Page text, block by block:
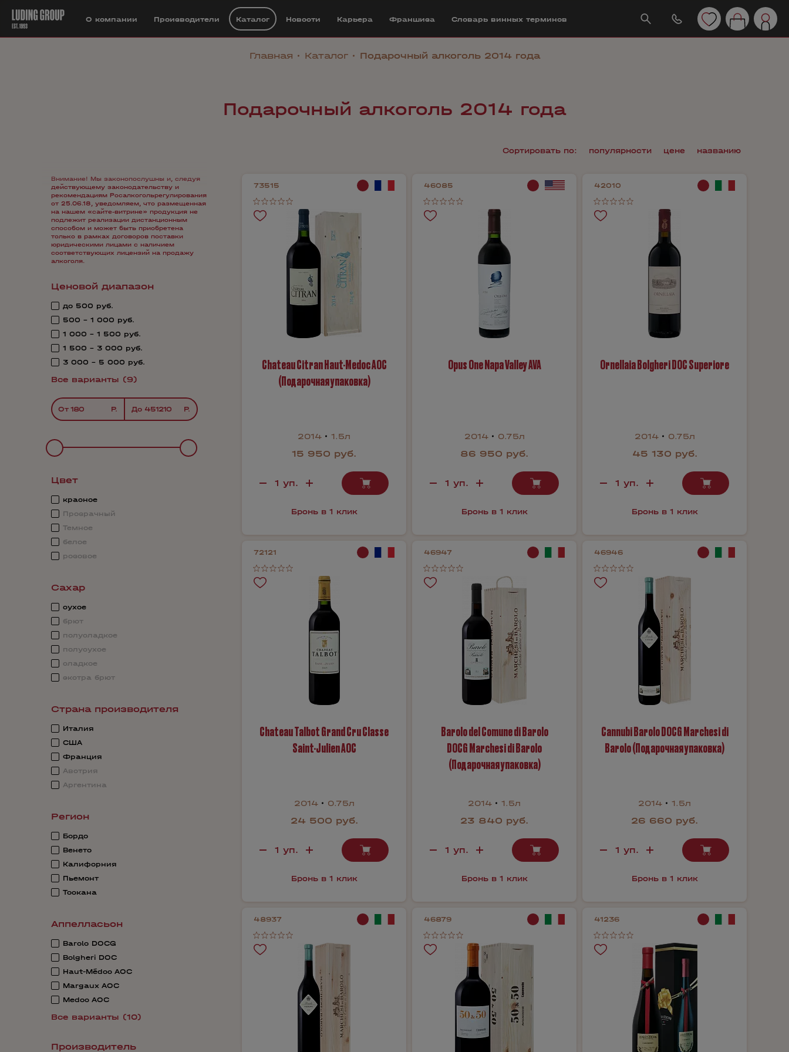
О компании Производители Каталог Новости Карьера Франшиза Cловарь винных терминов
Главная Каталог Подарочный алкоголь 2014 года
Подарочный алкоголь 2014 года
Внимание! Мы законопослушны и, следуя
действующему законодательству и
рекомендациям Росалкогольрегулирования
от 25.06.18, уведомляем, что размещенная
на нашем «сайте-витрине» продукция не
подлежит реализации дистанционным
способом и может быть приобретена
только в рамках договоров поставки
юридическими лицами с наличием
соответствующих лицензий на продажу
алкоголя.
Ценовой диапазон
до 500 руб.
500 - 1 000 руб.
1 000 - 1 500 руб.
1 500 - 3 000 руб.
3 000 - 5 000 руб.
Все варианты (9)
От До
Цвет
красное
Прозрачный
Темное
белое
розовое
Сахар
сухое
брют
полусладкое
полусухое
сладкое
экстра брют
Страна производителя
Италия
США
Франция
Австрия
Аргентина
Регион
Бордо
Венето
Калифорния
Пьемонт
Тоскана
Аппелласьон
Barolo DOCG
Bolgheri DOC
Haut-Médoc AOC
Margaux AOC
Medoc AOC
Все варианты (10)
Производитель
Сортировать по: популярности цене названию
73515
Chateau Citran Haut-Medoc AOC
(Подарочная упаковка)
2014 1.5л
15 950 руб.
Бронь в 1 клик
46085
Opus One Napa Valley AVA
2014 0.75л
86 950 руб.
Бронь в 1 клик
42010
Ornellaia Bolgheri DOC Superiore
2014 0.75л
45 130 руб.
Бронь в 1 клик
72121
Chateau Talbot Grand Cru Classe
Saint-Julien AOC
2014 0.75л
24 500 руб.
Бронь в 1 клик
46947
Barolo del Comune di Barolo
DOCG Marchesi di Barolo
(Подарочная упаковка)
2014 1.5л
23 840 руб.
Бронь в 1 клик
46946
Cannubi Barolo DOCG Marchesi di
Barolo (Подарочная упаковка)
2014 1.5л
26 660 руб.
Бронь в 1 клик
48937 46879 41236